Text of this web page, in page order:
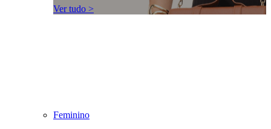
Ver tudo >
Feminino